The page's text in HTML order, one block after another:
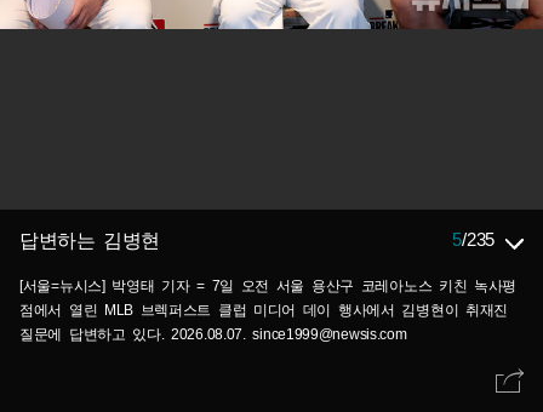
답변하는 김병현 5/235
[서울=뉴시스] 박영태 기자 = 7일 오전 서울 용산구 코레아노스 키친 녹사평
점에서 열린 MLB 브렉퍼스트 클럽 미디어 데이 행사에서 김병현이 취재진
질문에 답변하고 있다. 2026.08.07. since1999@newsis.com